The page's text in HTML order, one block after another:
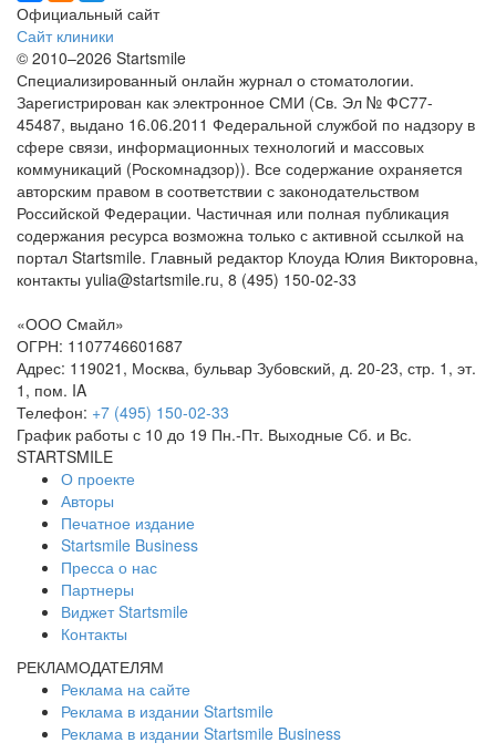
Официальный сайт
Сайт клиники
© 2010–2026 Startsmile
Специализированный онлайн журнал о стоматологии.
Зарегистрирован как электронное СМИ (Св. Эл № ФС77-
45487, выдано 16.06.2011 Федеральной службой по надзору в
сфере связи, информационных технологий и массовых
коммуникаций (Роскомнадзор)). Все содержание охраняется
авторским правом в соответствии с законодательством
Российской Федерации. Частичная или полная публикация
содержания ресурса возможна только с активной ссылкой на
портал Startsmile. Главный редактор Клоуда Юлия Викторовна,
контакты yulia@startsmile.ru, 8 (495) 150-02-33
«ООО Смайл»
ОГРН: 1107746601687
Адрес: 119021, Москва, бульвар Зубовский, д. 20-23, стр. 1, эт.
1, пом. IA
Телефон: +7 (495) 150-02-33
График работы с 10 до 19 Пн.-Пт. Выходные Сб. и Вс.
STARTSMILE
О проекте
Авторы
Печатное издание
Startsmile Business
Пресса о нас
Партнеры
Виджет Startsmile
Контакты
РЕКЛАМОДАТЕЛЯМ
Реклама на сайте
Реклама в издании Startsmile
Реклама в издании Startsmile Business